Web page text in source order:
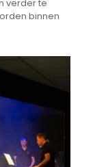
verder te
binnen